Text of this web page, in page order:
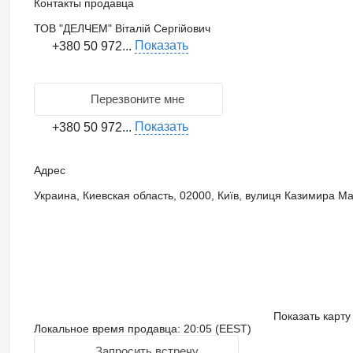
Контакты продавца
ТОВ "ДЕЛЧЕМ" Віталій Сергійович
+380 50 972... Показать
Перезвоните мне
+380 50 972... Показать
Адрес
Украина, Киевская область, 02000, Київ, вулиця Казимира
Показать карту
Локальное время продавца: 20:05 (EEST)